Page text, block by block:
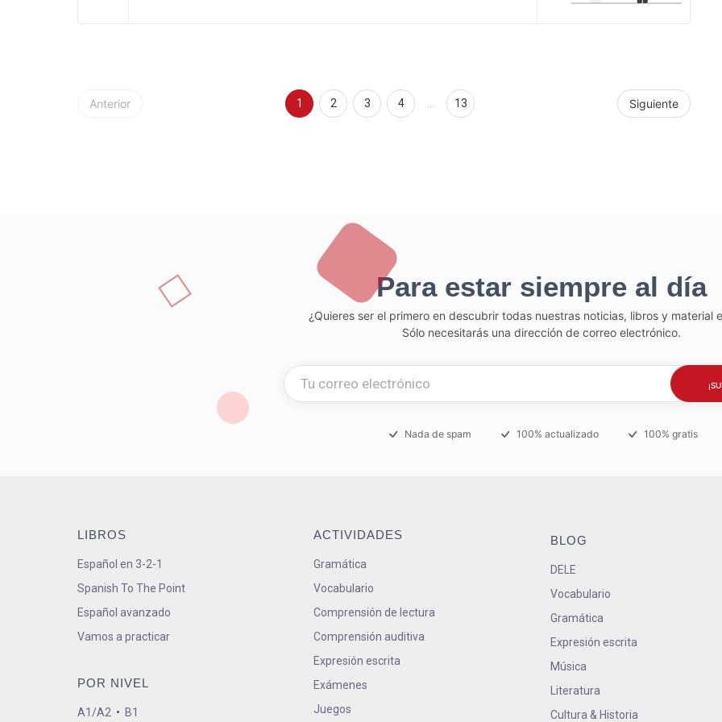
Anterior Siguiente
1 2 3 4 … 13
Para estar siempre al día
¿Quieres ser el primero en descubrir todas nuestras noticias, libros y material
Sólo necesitarás una dirección de correo electrónico.
Nada de spam 100% actualizado 100% gratis
LIBROS
Español en 3-2-1
Spanish To The Point
Español avanzado
Vamos a practicar
POR NIVEL
A1/A2 • B1
ACTIVIDADES
Gramática
Vocabulario
Comprensión de lectura
Comprensión auditiva
Expresión escrita
Exámenes
Juegos
BLOG
DELE
Vocabulario
Gramática
Expresión escrita
Música
Literatura
Cultura & Historia